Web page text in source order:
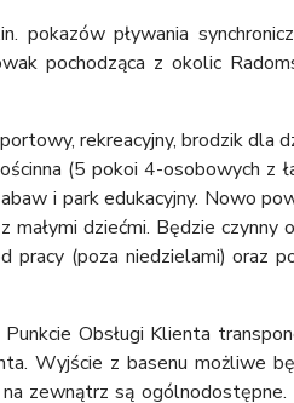
pokazów pływania
pochodząca z okolic
rekreacyjny, brodzik dla
(5 pokoi 4-osobowych z
i park edukacyjny. Nowo
dziećmi. Będzie czynny
(poza niedzielami) oraz
Obsługi Klienta
Wyjście z basenu możliwe
zewnątrz są